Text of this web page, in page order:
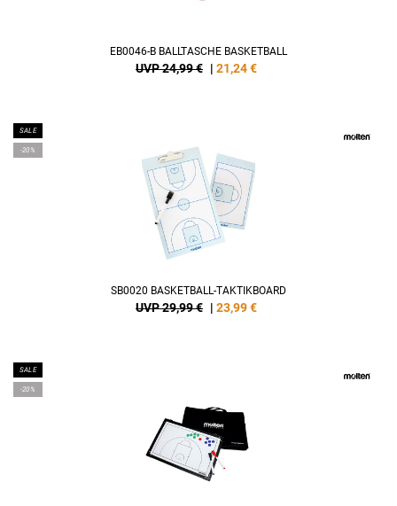
EB0046-B BALLTASCHE BASKETBALL
UVP 24,99 € | 21,24€
SALE
-20%
SB0020 BASKETBALL-TAKTIKBOARD
UVP 29,99 € | 23,99€
SALE
-20%